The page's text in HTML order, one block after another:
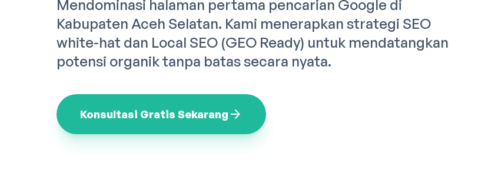
Mendominasi halaman pertama pencarian Google di
Kabupaten Aceh Selatan. Kami menerapkan strategi SEO
white-hat dan Local SEO (GEO Ready) untuk mendatangkan
potensi organik tanpa batas secara nyata.
Konsultasi Gratis Sekarang arrow_forward